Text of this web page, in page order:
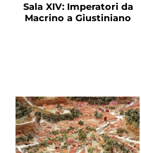
Sala XIV: Imperatori da
Macrino a Giustiniano